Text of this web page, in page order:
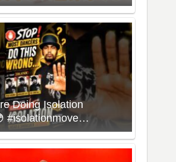
Doing Isolation
#isolationmove
#poppingdance